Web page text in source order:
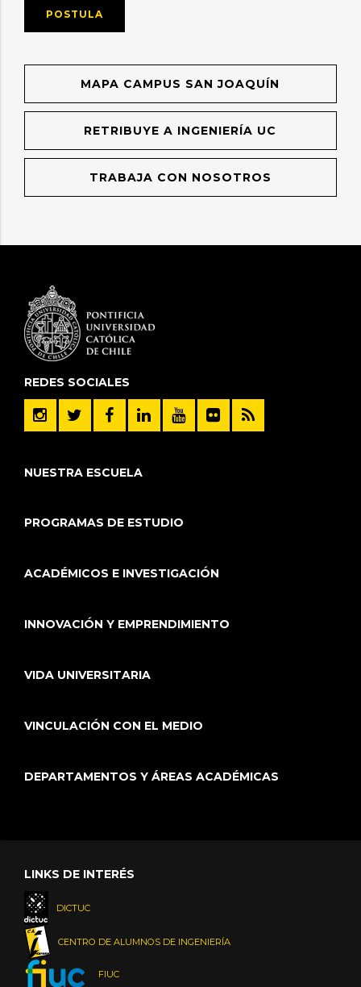
POSTULA
MAPA CAMPUS SAN JOAQUÍN
RETRIBUYE A INGENIERÍA UC
TRABAJA CON NOSOTROS
REDES SOCIALES
NUESTRA ESCUELA
PROGRAMAS DE ESTUDIO
ACADÉMICOS E INVESTIGACIÓN
INNOVACIÓN Y EMPRENDIMIENTO
VIDA UNIVERSITARIA
VINCULACIÓN CON EL MEDIO
DEPARTAMENTOS Y ÁREAS ACADÉMICAS
LINKS DE INTERÉS
DICTUC
CENTRO DE ALUMNOS DE INGENIERÍA
FIUC